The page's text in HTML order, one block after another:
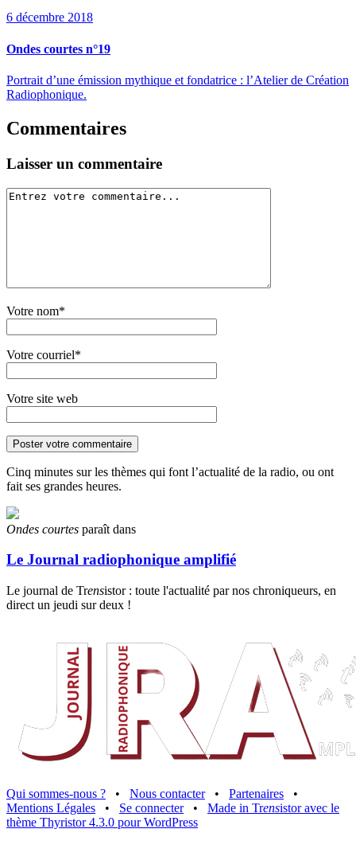
6 décembre 2018
Ondes courtes n°19
Portrait d’une émission mythique et fondatrice : l’Atelier de Création
Radiophonique.
Commentaires
Laisser un commentaire
Votre nom*
Votre courriel*
Votre site web
Cinq minutes sur les thèmes qui font l’actualité de la radio, ou ont
fait ses grandes heures.
Ondes courtes paraît dans
Le Journal radiophonique amplifié
Le journal de Trensistor : toute l'actualité par nos chroniqueurs, en
direct un jeudi sur deux !
Qui sommes-nous ? • Nous contacter • Partenaires
•
Mentions Légales
• Se connecter • Made in Trensistor avec le
thème Thyristor 4.3.0 pour WordPress